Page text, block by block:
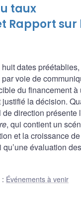
taux
Rapport
dates
voie de
du financement
la décision.
direction présente
, qui contient un
et la croissance
évaluation
: Événements à venir